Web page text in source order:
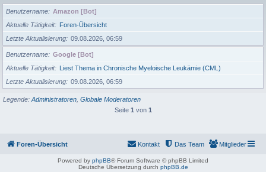
Benutzername
Amazon [Bot]
Aktuelle Tätigkeit
Foren-Übersicht
Letzte Aktualisierung
09.08.2026, 06:59
Benutzername
Google [Bot]
Aktuelle Tätigkeit
Liest Thema in Chronische Myeloische Leukämie (CML)
Letzte Aktualisierung
09.08.2026, 06:59
Legende: Administratoren Globale Moderatoren
Seite 1 von 1
Foren-Übersicht Mitglieder
Das Team
Kontakt
Powered by phpBB® Forum Software © phpBB Limited
Deutsche Übersetzung durch phpBB.de